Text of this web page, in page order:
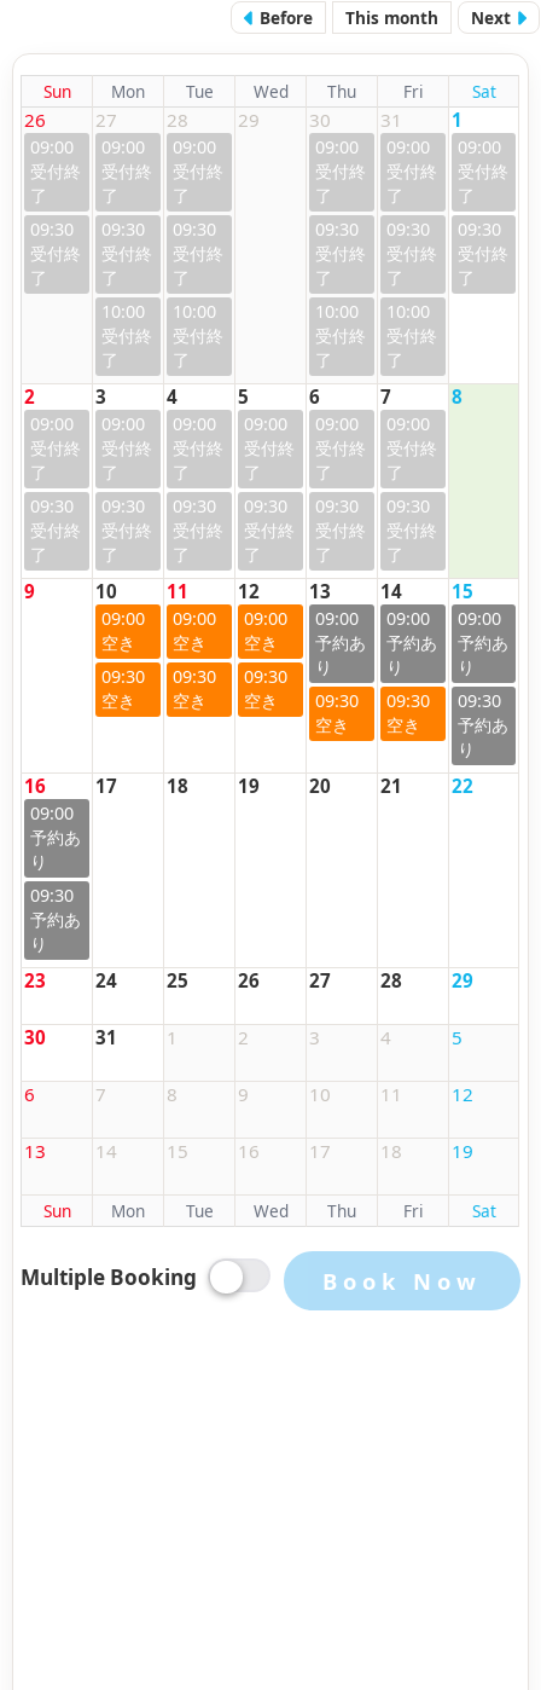
Before This month Next
Sun Mon Tue Wed Thu Fri Sat
26
09:00
09:30
27
09:00
09:30
10:00
28
09:00
09:30
10:00
29 30
09:00
09:30
10:00
31
09:00
09:30
10:00
1
09:00
09:30
2
09:00
09:30
3
09:00
09:30
4
09:00
09:30
5
09:00
09:30
6
09:00
09:30
7
09:00
09:30
8
9 10
09:00
09:30
11
09:00
09:30
12
09:00
09:30
13
09:00
09:30
14
09:00
09:30
15
09:00
09:30
16
09:00
09:30
17 18 19 20 21 22
23 24 25 26 27 28 29
30 31 1 2 3 4 5
6 7 8 9 10 11 12
13 14 15 16 17 18 19
Sun Mon Tue Wed Thu Fri Sat
Multiple Booking Book Now